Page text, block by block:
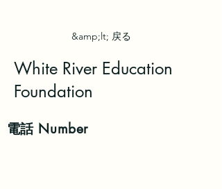
&amp;lt; 戻る
White River Education
Foundation
電話Number